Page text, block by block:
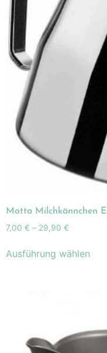
Motta Milchkännchen
7,00 € – 29,90 €
Ausführung wählen